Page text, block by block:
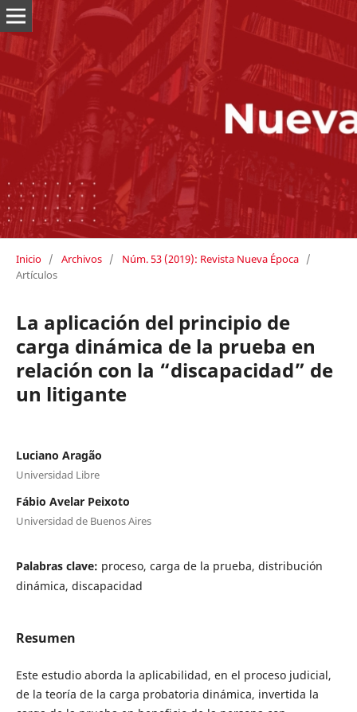
Inicio / Archivos / Núm. 53 (2019): Revista Nueva Época /
Artículos
La aplicación del principio de
carga dinámica de la prueba en
relación con la “discapacidad” de
un litigante
Luciano Aragão
Universidad Libre
Fábio Avelar Peixoto
Universidad de Buenos Aires
Palabras clave: proceso, carga de la prueba, distribución
dinámica, discapacidad
Resumen
Este estudio aborda la aplicabilidad, en el proceso judicial,
de la teoría de la carga probatoria dinámica, invertida la